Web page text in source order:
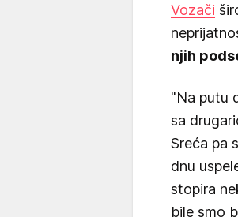
Vozači
njih
"Na putu
sa
Sreća pa
dnu
stopira
bile smo